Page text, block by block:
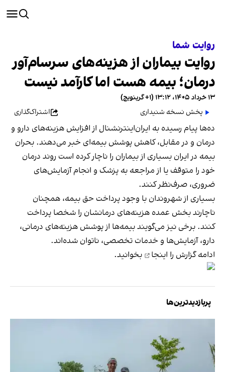
روایت شما
روایت بیماران از هزینه‌های سرسام‌آور
درمان؛ بیمه هست اما کارآمد نیست
۱۳ خرداد ۱۴۰۵، ۱۳:۱۲ (‎+۱ گرینویچ)
پخش نسخه شنیداری
اشتراک‌گذاری
ده‌ها پیام رسیده به ایران‌اینترنشنال از افزایش هزینه‌های دارو و
درمان و در مقابل، کاهش پوشش بیمه‌ای خبر می‌دهند. بحران
بیمه در ایران بسیاری از بیماران را ناچار کرده است روند درمان
خود را متوقف یا از مراجعه به پزشک و انجام آزمایش‌های
ضروری، صرف‌نظر کنند.
بسیاری از شهروندان با وجود پرداخت حق بیمه، همچنان
ناچارند بخش عمده هزینه‌های درمانشان را شخصا پرداخت
کنند. برخی نیز می‌گویند بیمه‌ها از پوشش هزینه‌های درمانی،
دارو، آزمایش‌ها و خدمات تخصصی، ناتوان شده‌اند.
ادامه گزارش را اینجا بخوانید.
پربازدیدترین‌ها